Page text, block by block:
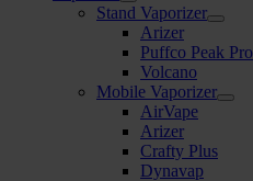
Stand Vaporizer
Arizer
Puffco Peak Pro
Volcano
Mobile Vaporizer
AirVape
Arizer
Crafty Plus
Dynavap